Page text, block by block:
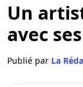
Un
avec
Publié par La